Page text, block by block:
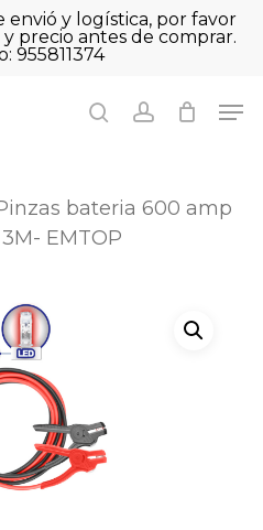
envió y logística, por favor
precio antes de comprar.
955811374
searchaccount
Close
bateria 600 amp
EMTOP